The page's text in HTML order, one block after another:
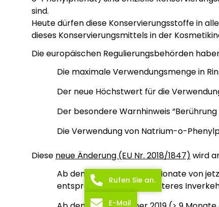
sind.
Heute dürfen diese Konservierungsstoffe in
dieses Konservierungsmittels in der
Die europäischen Regulierungsbehörden
Die maximale Verwendungsmenge in
Der neue Höchstwert für die
Der besondere Warnhinweis
Die Verwendung von Natrium-o-
Diese neue Änderung (EU Nr. 2018/1847) wird
Ab dem 17. Juni 2019 (> 6 Monate von
entsprechen (d.h. kein weiteres
Rufen Sie an.
E-Mail